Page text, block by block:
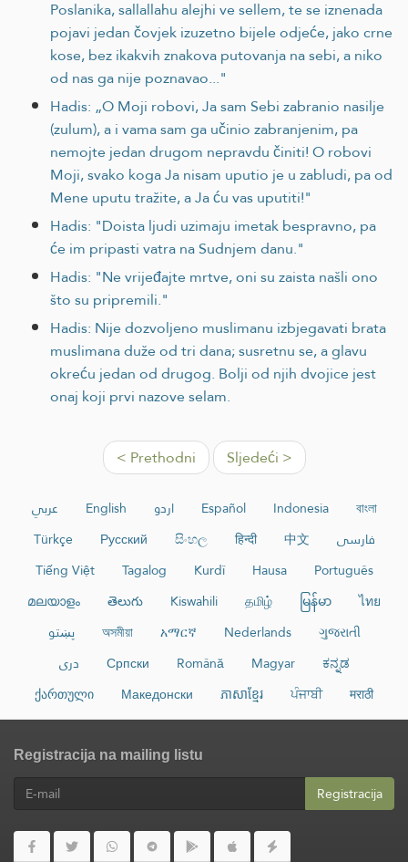
Poslanika, sallallahu alejhi ve sellem, te se iznenada
pojavi jedan čovjek izuzetno bijele odjeće, jako crne
kose, bez ikakvih znakova putovanja na sebi, a niko
od nas ga nije poznavao..."
Hadis: „O Moji robovi, Ja sam Sebi zabranio nasilje
(zulum), a i vama sam ga učinio zabranjenim, pa
nemojte jedan drugom nepravdu činiti! O robovi
Moji, svako koga Ja nisam uputio je u zabludi, pa od
Mene uputu tražite, a Ja ću vas uputiti!"
Hadis: "Doista ljudi uzimaju imetak bespravno, pa
će im pripasti vatra na Sudnjem danu."
Hadis: "Ne vrijeđajte mrtve, oni su zaista našli ono
što su pripremili."
Hadis: Nije dozvoljeno muslimanu izbjegavati brata
muslimana duže od tri dana; susretnu se, a glavu
okreću jedan od drugog. Bolji od njih dvojice jest
onaj koji prvi nazove selam.
< Prethodni Sljedeći >
عربي English اردو Español Indonesia
বাংলা
Türkçe
Русский සිංහල हिन्दी 中文
فارسی
Tiếng Việt
Tagalog Kurdî Hausa
Português
മലയാളം
తెలుగు Kiswahili தமிழ் မြန်မာ
ไทย
پښتو
অসমীয়া አማርኛ Nederlands
ગુજરાતી
دری
Српски Română Magyar
ಕನ್ನಡ
ქართული
Македонски ភាសាខ្មែរ ਪੰਜਾਬੀ मराठी
Registracija na mailing listu
Registracija